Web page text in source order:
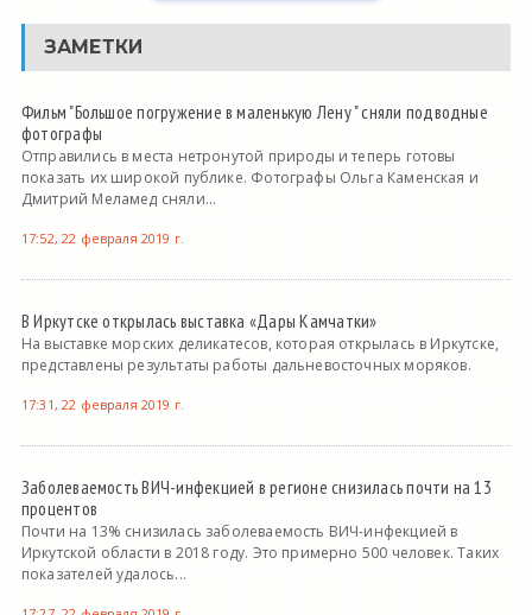
ЗАМЕТКИ
Фильм "Большое погружение в маленькую Лену " сняли подводные
фотографы
Отправились в места нетронутой природы и теперь готовы
показать их широкой публике. Фотографы Ольга Каменская и
Дмитрий Меламед сняли...
17:52, 22 февраля 2019 г.
В Иркутске открылась выставка «Дары Камчатки»
На выставке морских деликатесов, которая открылась в Иркутске,
представлены результаты работы дальневосточных моряков.
17:31, 22 февраля 2019 г.
Заболеваемость ВИЧ-инфекцией в регионе снизилась почти на 13
процентов
Почти на 13% снизилась заболеваемость ВИЧ-инфекцией в
Иркутской области в 2018 году. Это примерно 500 человек. Таких
показателей удалось...